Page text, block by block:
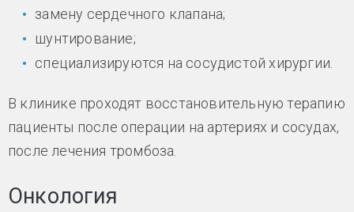
замену сердечного клапана;
шунтирование;
специализируются на сосудистой хирургии.
В клинике проходят восстановительную терапию
пациенты после операции на артериях и сосудах,
после лечения тромбоза.
Онкология